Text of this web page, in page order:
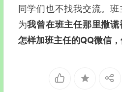
同学们也不找我交流。
为我曾在班主任那里撒
怎样加班主任的QQ微信，